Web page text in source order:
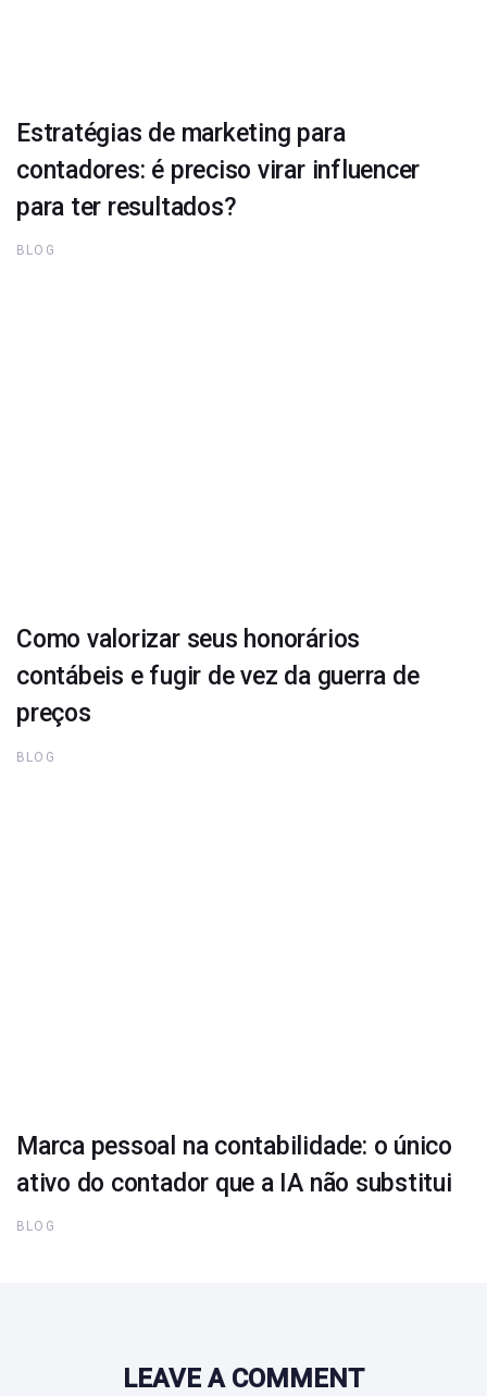
Estratégias de marketing para
contadores: é preciso virar influencer
para ter resultados?
BLOG
Como valorizar seus honorários
contábeis e fugir de vez da guerra de
preços
BLOG
Marca pessoal na contabilidade: o único
ativo do contador que a IA não substitui
BLOG
LEAVE A COMMENT